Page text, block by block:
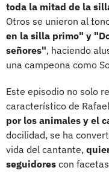
toda la mitad de la
Otros se unieron al
en la silla primo" y
señores", haciendo
una campeona como
Este episodio no solo
característico de
por los animales y el
docilidad, se ha
vida del cantante,
seguidores con